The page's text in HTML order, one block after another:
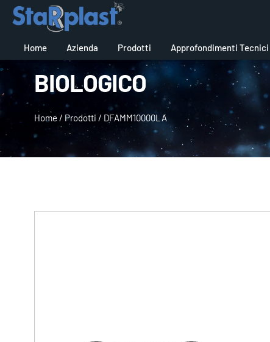
Home Azienda Prodotti Approfondimenti Tecnici
BIOLOGICO
Home / Prodotti / DFAMM10000LA